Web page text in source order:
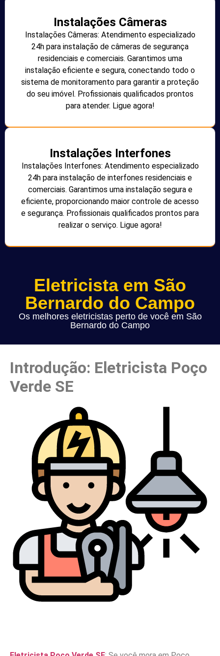
Instalações Câmeras
Instalações Câmeras: Atendimento especializado
24h para instalação de câmeras de segurança
residenciais e comerciais. Garantimos uma
instalação eficiente e segura, conectando todo o
sistema de monitoramento para garantir a proteção
do seu imóvel. Profissionais qualificados prontos
para atender. Ligue agora!
Instalações Interfones
Instalações Interfones: Atendimento especializado
24h para instalação de interfones residenciais e
comerciais. Garantimos uma instalação segura e
eficiente, proporcionando maior controle de acesso
e segurança. Profissionais qualificados prontos para
realizar o serviço. Ligue agora!
Eletricista em São
Bernardo do Campo
Os melhores eletricistas perto de você em São
Bernardo do Campo
Introdução: Eletricista Poço
Verde SE